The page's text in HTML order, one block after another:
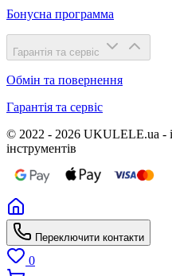
Бонусна программа
Гарантія та сервіс
Обмін та повернення
Гарантія та сервіс
© 2022 - 2026 UKULELE.ua -
інструментів
Переключити контакти
0